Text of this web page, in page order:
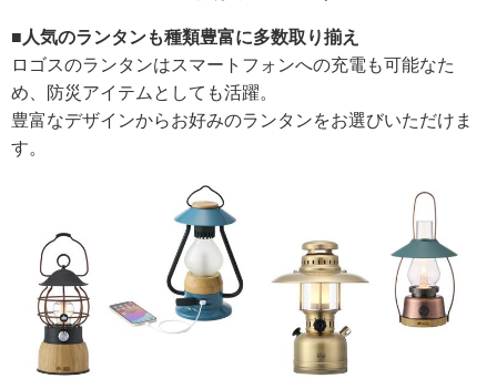
■人気のランタンも種類豊富に多数取り揃え
ロゴスのランタンはスマートフォンへの充電も可能なた
め、防災アイテムとしても活躍。
豊富なデザインからお好みのランタンをお選びいただけま
す。